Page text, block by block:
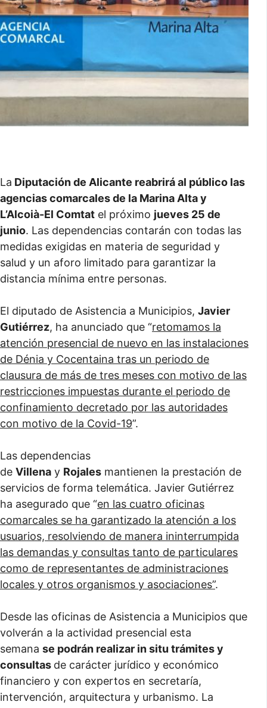
La Diputación de Alicante reabrirá al público las
agencias comarcales de la Marina Alta y
L’Alcoià-El Comtat el próximo jueves 25 de
junio. Las dependencias contarán con todas las
medidas exigidas en materia de seguridad y
salud y un aforo limitado para garantizar la
distancia mínima entre personas.
El diputado de Asistencia a Municipios, Javier
Gutiérrez, ha anunciado que “retomamos la
atención presencial de nuevo en las instalaciones
de Dénia y Cocentaina tras un periodo de
clausura de más de tres meses con motivo de las
restricciones impuestas durante el periodo de
confinamiento decretado por las autoridades
con motivo de la Covid-19”.
Las dependencias
de Villena y Rojales mantienen la prestación de
servicios de forma telemática. Javier Gutiérrez
ha asegurado que “en las cuatro oficinas
comarcales se ha garantizado la atención a los
usuarios, resolviendo de manera ininterrumpida
las demandas y consultas tanto de particulares
como de representantes de administraciones
locales y otros organismos y asociaciones”.
Desde las oficinas de Asistencia a Municipios que
volverán a la actividad presencial esta
semana se podrán realizar in situ trámites y
consultas de carácter jurídico y económico
financiero y con expertos en secretaría,
intervención, arquitectura y urbanismo. La